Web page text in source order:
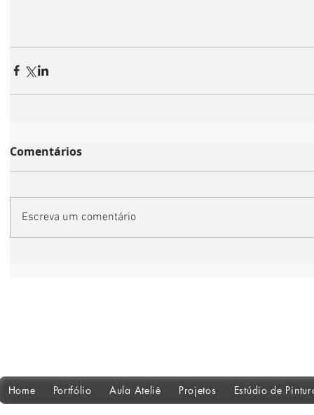
Comentários
Escreva um comentário
Home Portfólio Aula Ateliê Projetos Estúdio de